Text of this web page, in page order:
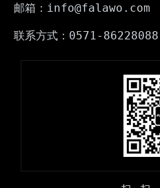
邮箱：info@falawo.com
联系方式：0571-86228088